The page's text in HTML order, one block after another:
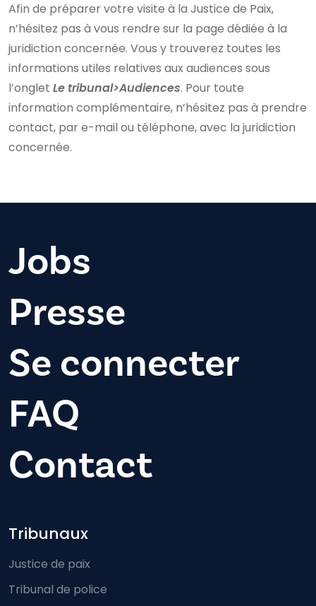
Afin de préparer votre visite à la Justice de Paix,
n’hésitez pas à vous rendre sur la page dédiée à la
juridiction concernée. Vous y trouverez toutes les
informations utiles relatives aux audiences sous
l’onglet Le tribunal>Audiences. Pour toute
information complémentaire, n’hésitez pas à prendre
contact, par e-mail ou téléphone, avec la juridiction
concernée.
Jobs
Presse
Se connecter
FAQ
Contact
Footer-menu
Tribunaux
Justice de paix
Tribunal de police